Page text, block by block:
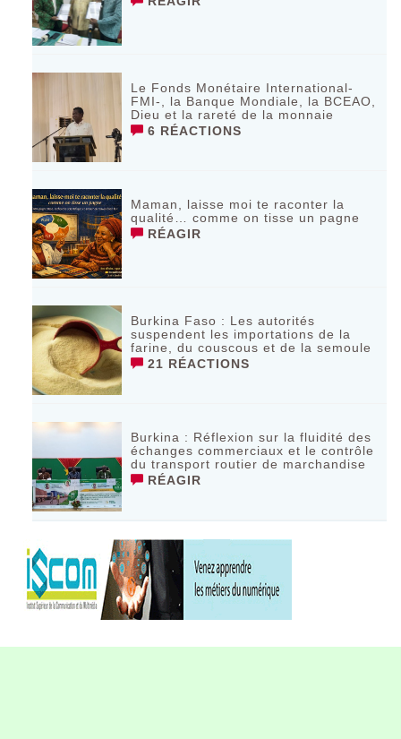
Le Fonds Monétaire International-
FMI-, la Banque Mondiale, la BCEAO,
Dieu et la rareté de la monnaie
6 RÉACTIONS
Maman, laisse moi te raconter la
qualité… comme on tisse un pagne
RÉAGIR
Burkina Faso : Les autorités
suspendent les importations de la
farine, du couscous et de la semoule
21 RÉACTIONS
Burkina : Réflexion sur la fluidité des
échanges commerciaux et le contrôle
du transport routier de marchandise
RÉAGIR